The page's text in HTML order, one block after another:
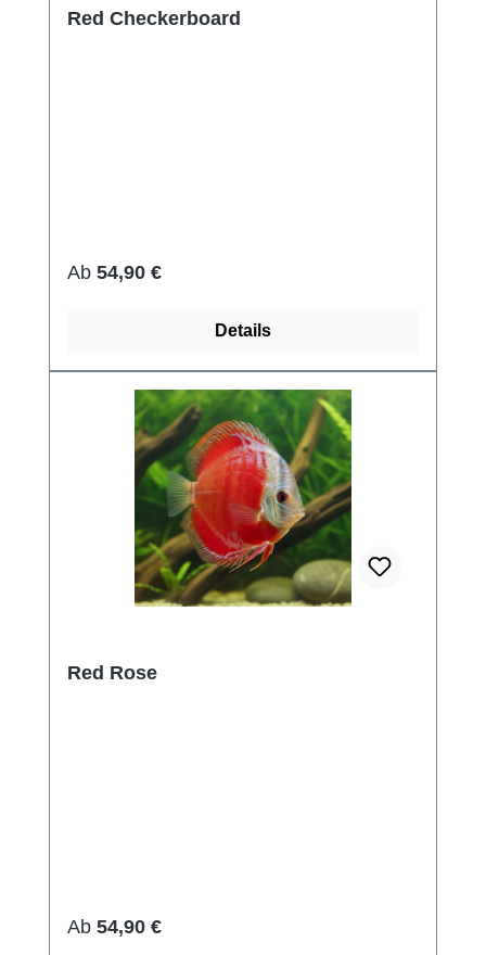
Red Checkerboard
Regulärer Preis:
Ab 54,90 €
Details
Red Rose
Regulärer Preis:
Ab 54,90 €